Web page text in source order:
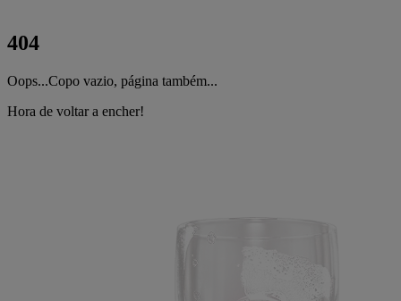
404
Oops...Copo vazio, página também...
Hora de voltar a encher!